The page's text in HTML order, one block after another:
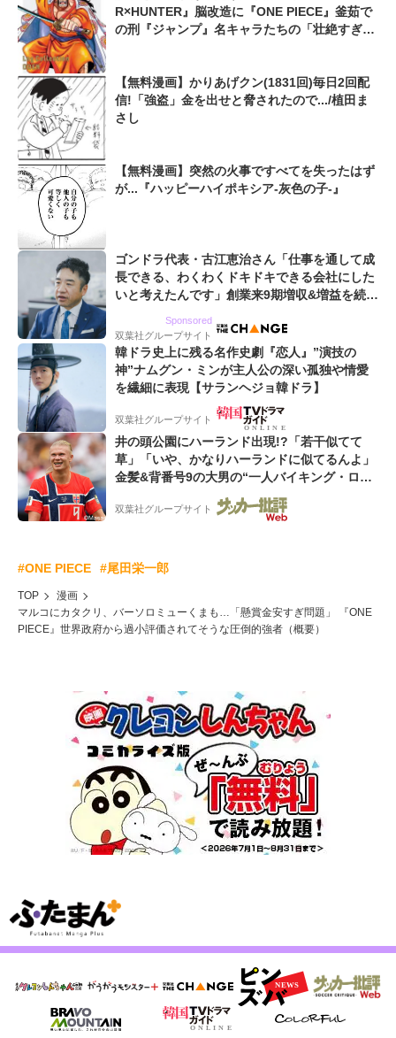
R×HUNTER』脳改造に『ONE PIECE』釜茹で
の刑『ジャンプ』名キャラたちの「壮絶すぎる
【無料漫画】かりあげクン(1831回)毎日2回配
信!「強盗」金を出せと脅されたので.../植田ま
さし
【無料漫画】突然の火事ですべてを失ったはず
が...『ハッピーハイポキシア-灰色の子-』
ゴンドラ代表・古江恵治さん「仕事を通して成
長できる、わくわくドキドキできる会社にした
いと考えたんです」創業来9期増収&増益を続け
Sponsored
双葉社グループサイト
韓ドラ史上に残る名作史劇『恋人』”演技の
神”ナムグン・ミンが主人公の深い孤独や情愛
を繊細に表現【サランヘジョ韓ドラ】
双葉社グループサイト
井の頭公園にハーランド出現!?「若干似てて
草」「いや、かなりハーランドに似てるんよ」
金髪&背番号9の大男の“一人バイキング・ロ
ー”映像が話題!「元気をもらった」
双葉社グループサイト
#ONE PIECE #尾田栄一郎
TOP
漫画
マルコにカタクリ、バーソロミューくまも…「懸賞金安すぎ問題」 『ONE
PIECE』世界政府から過小評価されてそうな圧倒的強者（概要）